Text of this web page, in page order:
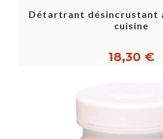
Détartrant désincrustant
cuisine
18,30 €